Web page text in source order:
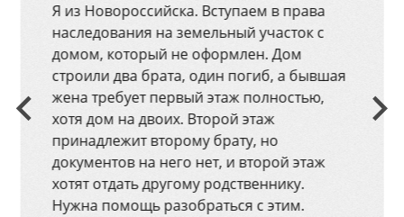
Я из Новороссийска. Вступаем в права
наследования на земельный участок с
домом, который не оформлен. Дом
строили два брата, один погиб, а бывшая
жена требует первый этаж полностью,
хотя дом на двоих. Второй этаж
принадлежит второму брату, но
документов на него нет, и второй этаж
хотят отдать другому родственнику.
Нужна помощь разобраться с этим.